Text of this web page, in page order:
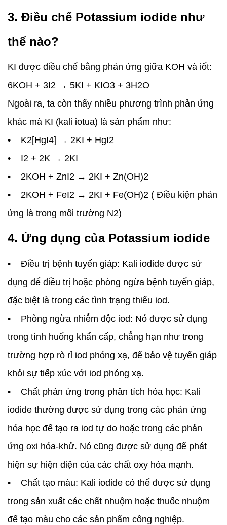
3. Điều chế Potassium iodide như
thế nào?
KI được điều chế bằng phản ứng giữa KOH và iốt:
6KOH + 3I2 → 5KI + KIO3 + 3H2O
Ngoài ra, ta còn thấy nhiều phương trình phản ứng
khác mà KI (kali iotua) là sản phẩm như:
• K2[HgI4] → 2KI + HgI2
• I2 + 2K → 2KI
• 2KOH + ZnI2 → 2KI + Zn(OH)2
• 2KOH + FeI2 → 2KI + Fe(OH)2 ( Điều kiện phản
ứng là trong môi trường N2)
4. Ứng dụng của Potassium iodide
• Điều trị bệnh tuyến giáp: Kali iodide được sử
dụng để điều trị hoặc phòng ngừa bệnh tuyến giáp,
đặc biệt là trong các tình trạng thiếu iod.
• Phòng ngừa nhiễm độc iod: Nó được sử dụng
trong tình huống khẩn cấp, chẳng hạn như trong
trường hợp rò rỉ iod phóng xạ, để bảo vệ tuyến giáp
khỏi sự tiếp xúc với iod phóng xạ.
• Chất phản ứng trong phân tích hóa học: Kali
iodide thường được sử dụng trong các phản ứng
hóa học để tạo ra iod tự do hoặc trong các phản
ứng oxi hóa-khử. Nó cũng được sử dụng để phát
hiện sự hiện diện của các chất oxy hóa mạnh.
• Chất tạo màu: Kali iodide có thể được sử dụng
trong sản xuất các chất nhuộm hoặc thuốc nhuộm
để tạo màu cho các sản phẩm công nghiệp.